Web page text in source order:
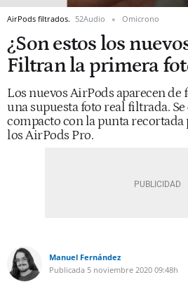
AirPods filtrados. 52Audio Omicrono
¿Son estos los
Filtran la primera
Los nuevos AirPods aparecen
una supuesta foto real filtrada.
compacto con la punta
los AirPods Pro.
Manuel Fernández
Publicada 5 noviembre 2020 09:48h